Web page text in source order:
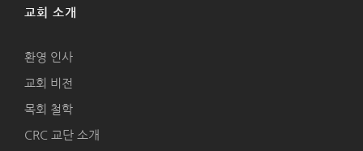
교회 소개
환영 인사
교회 비전
목회 철학
CRC 교단 소개